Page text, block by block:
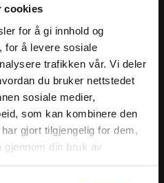
cookies
for å gi innhold og
for å levere sosiale
trafikken vår. Vi deler
du bruker nettstedet
sosiale medier,
som kan kombinere den
gjort tilgjengelig for dem,
gjennom din bruk av